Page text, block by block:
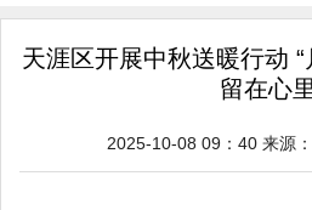
天涯区开展中秋送暖行动
留在心
2025-10-08 09：40 来源：